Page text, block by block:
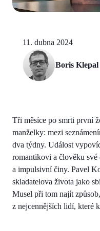
11. dubna 2024
Boris Klepal
Tři měsíce po smrti první
manželky: mezi
dva týdny. Událost
romantikovi a člověku
a impulsivní činy. Pavel
skladatelova života jako
Musel při tom najít
z nejcennějších lidí, které